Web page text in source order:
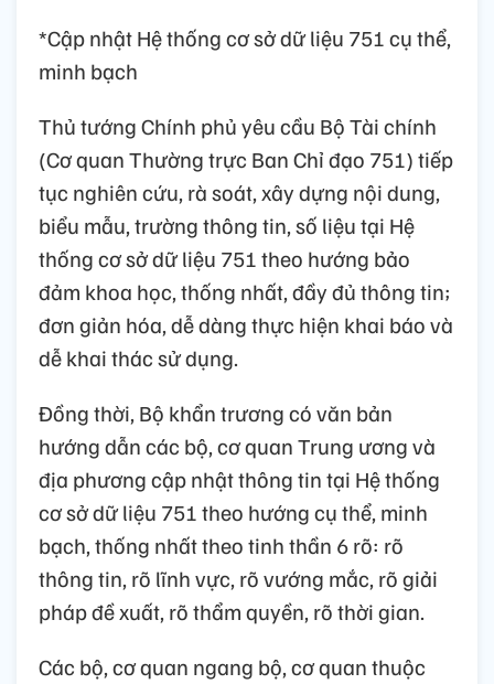
*Cập nhật Hệ thống cơ sở dữ liệu 751 cụ thể,
minh bạch
Thủ tướng Chính phủ yêu cầu Bộ Tài chính
(Cơ quan Thường trực Ban Chỉ đạo 751) tiếp
tục nghiên cứu, rà soát, xây dựng nội dung,
biểu mẫu, trường thông tin, số liệu tại Hệ
thống cơ sở dữ liệu 751 theo hướng bảo
đảm khoa học, thống nhất, đầy đủ thông tin;
đơn giản hóa, dễ dàng thực hiện khai báo và
dễ khai thác sử dụng.
Đồng thời, Bộ khẩn trương có văn bản
hướng dẫn các bộ, cơ quan Trung ương và
địa phương cập nhật thông tin tại Hệ thống
cơ sở dữ liệu 751 theo hướng cụ thể, minh
bạch, thống nhất theo tinh thần 6 rõ: rõ
thông tin, rõ lĩnh vực, rõ vướng mắc, rõ giải
pháp đề xuất, rõ thẩm quyền, rõ thời gian.
Các bộ, cơ quan ngang bộ, cơ quan thuộc